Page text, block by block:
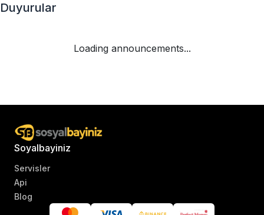
Duyurular
Loading announcements...
Soyalbayiniz
Servisler
Api
Blog